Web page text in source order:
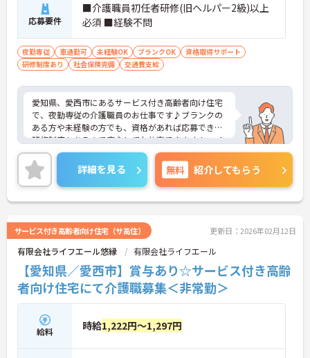
応募要件
■介護職員初任者研修(旧ヘルパー2級)以上
必須 ■経験不問
夜勤専従 車通勤可 未経験OK ブランクOK
資格取得サポート
研修制度あり
社会保険完備 交通費支給
愛知県、愛西市にあるサービス付き高齢者向け住宅
で、夜勤専従の介護職員のお仕事です♪ブランクの
ある方や未経験の方でも、資格があれば応募でき、
研修制度もあるので安心してお仕事できます！マイ
カー通勤の際は無料駐車場が備えられています！ご
興味ある方は面接ポイントをお伝えしますので、お
気軽にお問い合わせください♪
詳細を見る 無料 紹介してもらう
サービス付き高齢者向け住宅（サ高住） 更新日：2026年02月12日
有限会社ライフエール悠縁 有限会社ライフエール
【愛知県／愛西市】賞与あり☆サービス付き高齢
者向け住宅にて介護職募集＜非常勤＞
給料 時給1,222円～1,297円